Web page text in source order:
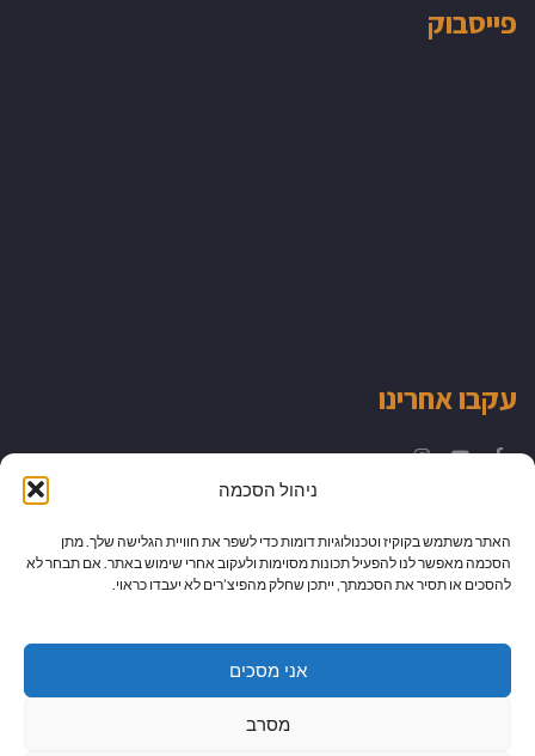
ניהול הסכמה
האתר משתמש בקוקיז וטכנולוגיות דומות כדי לשפר את חוויית הגלישה שלך. מתן
הסכמה מאפשר לנו להפעיל תכונות מסוימות ולעקוב אחרי שימוש באתר. אם תבחר לא
להסכים או תסיר את הסכמתך, ייתכן שחלק מהפיצ’רים לא יעבדו כראוי.
אני מסכים
מסרב
פייסבוק
עקבו אחרינו